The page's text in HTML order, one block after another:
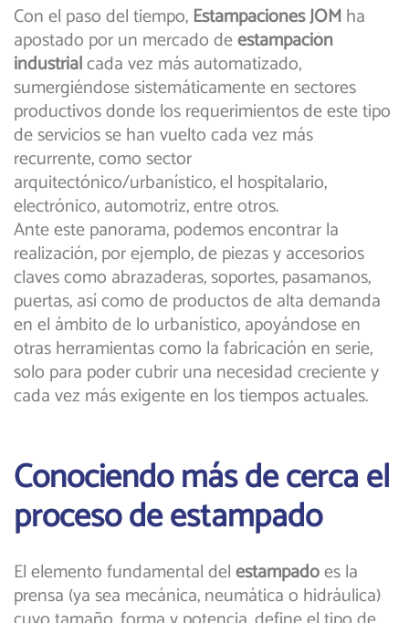
Con el paso del tiempo, Estampaciones JOMha
apostado por un mercado deestampación
industrialcada vez más automatizado,
sumergiéndose sistemáticamente en sectores
productivos donde los requerimientos de este tipo
de servicios se han vuelto cada vez más
recurrente, como sector
arquitectónico/urbanístico, el hospitalario,
electrónico, automotriz, entre otros.
Ante este panorama, podemos encontrar la
realización, por ejemplo, de piezas y accesorios
claves como abrazaderas, soportes, pasamanos,
puertas, así como de productos de alta demanda
en el ámbito de lo urbanístico, apoyándose en
otras herramientas como la fabricación en serie,
solo para poder cubrir una necesidad creciente y
cada vez más exigente en los tiempos actuales.
Conociendo más de cerca el
proceso de estampado
El elemento fundamental delestampadoes la
prensa (ya sea mecánica, neumática o hidráulica)